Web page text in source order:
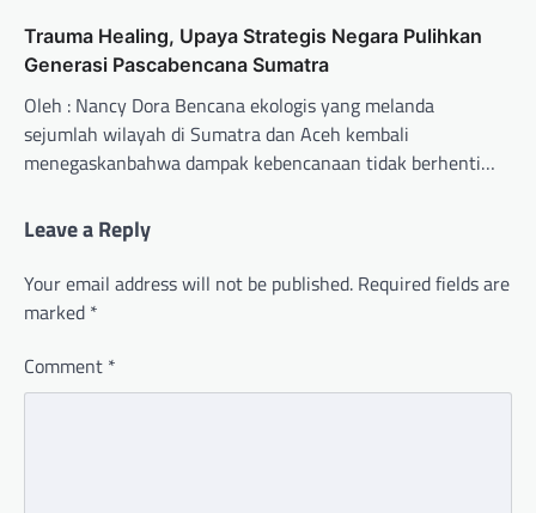
Trauma Healing, Upaya Strategis Negara Pulihkan
Generasi Pascabencana Sumatra
Oleh : Nancy Dora Bencana ekologis yang melanda
sejumlah wilayah di Sumatra dan Aceh kembali
menegaskanbahwa dampak kebencanaan tidak berhenti…
Leave a Reply
Your email address will not be published. Required fields are
marked *
Comment *